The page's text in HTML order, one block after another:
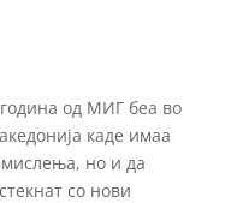
од МИГ беа во
каде имаа
но и да
со нови